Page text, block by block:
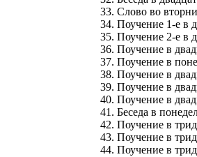
33. Слово во
34. Поучение 1-е в
35. Поучение 2-е в
36. Поучение в
37. Поучение в
38. Поучение в
39. Поучение в
40. Поучение в
41. Беседа в
42. Поучение в
43. Поучение в
44. Поучение в